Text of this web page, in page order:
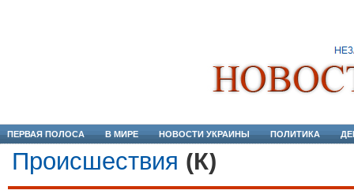
ПЕРВАЯ ПОЛОСА В МИРЕ НОВОСТИ УКРАИНЫ ПОЛИТИКА
Происшествия (К)